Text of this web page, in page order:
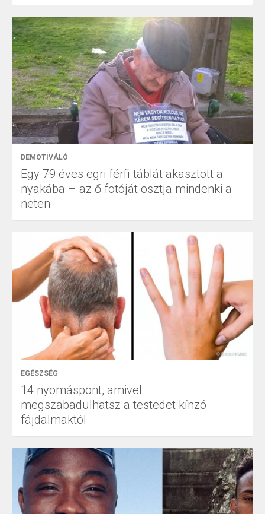
DEMOTIVÁLÓ
Egy 79 éves egri férfi táblát akasztott a
nyakába – az ő fotóját osztja mindenki a
neten
EGÉSZSÉG
14 nyomáspont, amivel
megszabadulhatsz a testedet kínzó
fájdalmaktól